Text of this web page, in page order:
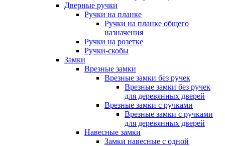
Дверные ручки
Ручки на планке
Ручки на планке общего
назначения
Ручки на розетке
Ручки-скобы
Замки
Врезные замки
Врезные замки без ручек
Врезные замки без ручек
для деревянных дверей
Врезные замки с ручками
Врезные замки с ручками
для деревянных дверей
Навесные замки
Замки навесные с одной